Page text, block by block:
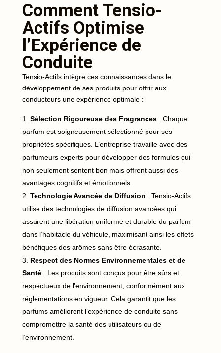
Comment Tensio-
Actifs Optimise
l’Expérience de
Conduite
Tensio-Actifs intègre ces connaissances dans le
développement de ses produits pour offrir aux
conducteurs une expérience optimale :
Sélection Rigoureuse des Fragrances: Chaque
parfum est soigneusement sélectionné pour ses
propriétés spécifiques. L’entreprise travaille avec des
parfumeurs experts pour développer des formules qui
non seulement sentent bon mais offrent aussi des
avantages cognitifs et émotionnels.
Technologie Avancée de Diffusion : Tensio-Actifs
utilise des technologies de diffusion avancées qui
assurent une libération uniforme et durable du parfum
dans l’habitacle du véhicule, maximisant ainsi les effets
bénéfiques des arômes sans être écrasante.
Respect des Normes Environnementales et de
Santé: Les produits sont conçus pour être sûrs et
respectueux de l’environnement, conformément aux
réglementations en vigueur. Cela garantit que les
parfums améliorent l’expérience de conduite sans
compromettre la santé des utilisateurs ou de
l’environnement.